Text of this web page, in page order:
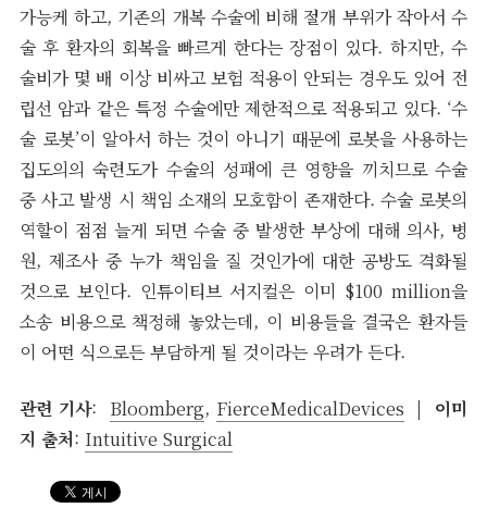
가능케 하고, 기존의 개복 수술에 비해 절개 부위가 작아서 수
술 후 환자의 회복을 빠르게 한다는 장점이 있다. 하지만, 수
술비가 몇 배 이상 비싸고 보험 적용이 안되는 경우도 있어 전
립선 암과 같은 특정 수술에만 제한적으로 적용되고 있다. ‘수
술 로봇’이 알아서 하는 것이 아니기 때문에 로봇을 사용하는
집도의의 숙련도가 수술의 성패에 큰 영향을 끼치므로 수술
중 사고 발생 시 책임 소재의 모호함이 존재한다. 수술 로봇의
역할이 점점 늘게 되면 수술 중 발생한 부상에 대해 의사, 병
원, 제조사 중 누가 책임을 질 것인가에 대한 공방도 격화될
것으로 보인다. 인튜이티브 서지컬은 이미 $100 million을
소송 비용으로 책정해 놓았는데, 이 비용들을 결국은 환자들
이 어떤 식으로든 부담하게 될 것이라는 우려가 든다.
관련 기사: Bloomberg, FierceMedicalDevices | 이미
지 출처: Intuitive Surgical